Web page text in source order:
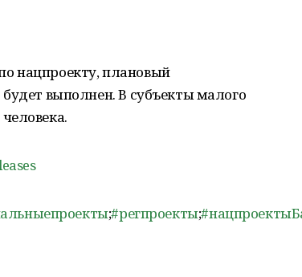
нацпроекту, плановый
будет выполнен. В субъекты малого
;#регпроекты;